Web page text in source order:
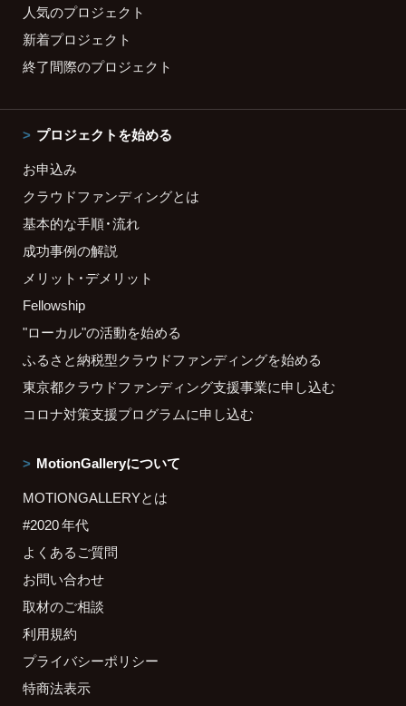
人気のプロジェクト
新着プロジェクト
終了間際のプロジェクト
プロジェクトを始める
お申込み
クラウドファンディングとは
基本的な手順・流れ
成功事例の解説
メリット・デメリット
Fellowship
"ローカル"の活動を始める
ふるさと納税型クラウドファンディングを始める
東京都クラウドファンディング支援事業に申し込む
コロナ対策支援プログラムに申し込む
MotionGalleryについて
MOTIONGALLERYとは
#2020 年代
よくあるご質問
お問い合わせ
取材のご相談
利用規約
プライバシーポリシー
特商法表示